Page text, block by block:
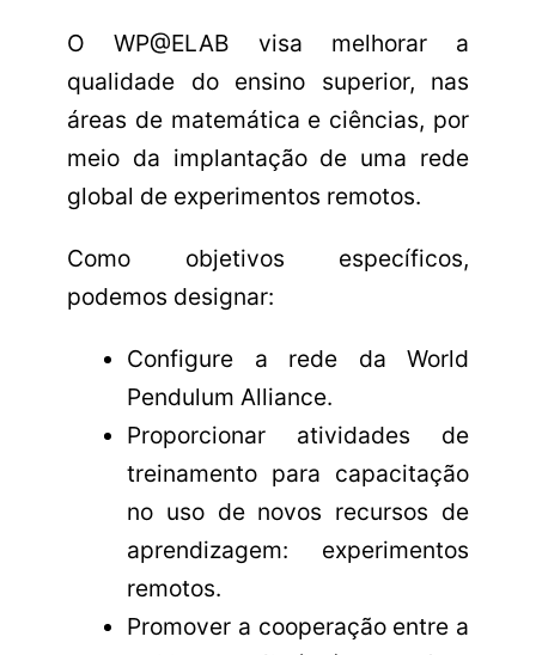
O WP@ELAB visa melhorar a
qualidade do ensino superior, nas
áreas de matemática e ciências, por
meio da implantação de uma rede
global de experimentos remotos.
Como objetivos específicos,
podemos designar:
Configure a rede da World
Pendulum Alliance.
Proporcionar atividades de
treinamento para capacitação
no uso de novos recursos de
aprendizagem: experimentos
remotos.
Promover a cooperação entre a